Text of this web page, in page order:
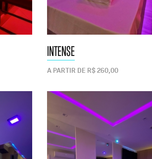
INTENSE
A PARTIR DE R$ 260,00